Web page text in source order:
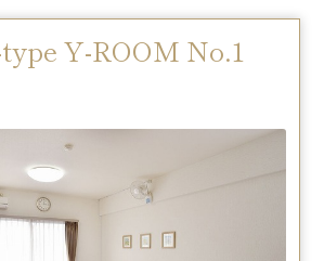
Y-ROOM No.1